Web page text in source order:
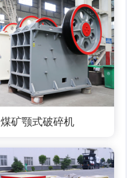
煤矿颚式破碎机